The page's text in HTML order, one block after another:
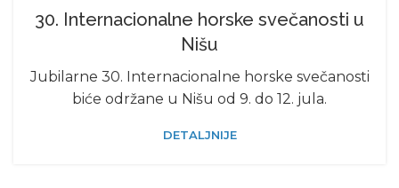
30. Internacionalne horske svečanosti u
Nišu
Jubilarne 30. Internacionalne horske svečanosti
biće održane u Nišu od 9. do 12. jula.
DETALJNIJE